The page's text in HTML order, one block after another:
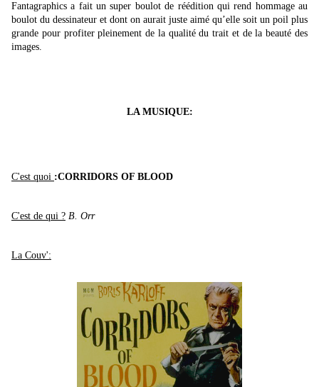
Fantagraphics a fait un super boulot de réédition qui rend hommage au
boulot du dessinateur et dont on aurait juste aimé qu’elle soit un poil plus
grande pour profiter pleinement de la qualité du trait et de la beauté des
images.
LA MUSIQUE:
C'est quoi :CORRIDORS OF BLOOD
C'est de qui ? B. Orr
La Couv':